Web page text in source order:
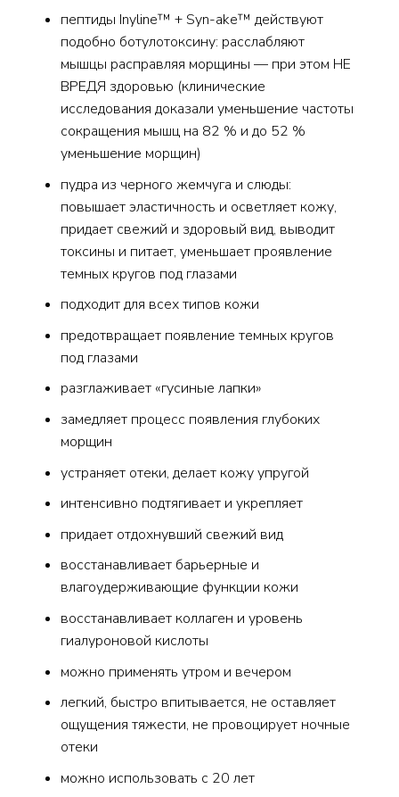
пептиды Inyline™ + Syn-ake™ действуют
подобно ботулотоксину: расслабляют
мышцы расправляя морщины — при этом НЕ
ВРЕДЯ здоровью (клинические
исследования доказали уменьшение частоты
сокращения мышц на 82 % и до 52 %
уменьшение морщин)
пудра из черного жемчуга и слюды:
повышает эластичность и осветляет кожу,
придает свежий и здоровый вид, выводит
токсины и питает, уменьшает проявление
темных кругов под глазами
подходит для всех типов кожи
предотвращает появление темных кругов
под глазами
разглаживает «гусиные лапки»
замедляет процесс появления глубоких
морщин
устраняет отеки, делает кожу упругой
интенсивно подтягивает и укрепляет
придает отдохнувший свежий вид
восстанавливает барьерные и
влагоудерживающие функции кожи
восстанавливает коллаген и уровень
гиалуроновой кислоты
можно применять утром и вечером
легкий, быстро впитывается, не оставляет
ощущения тяжести, не провоцирует ночные
отеки
можно использовать с 20 лет